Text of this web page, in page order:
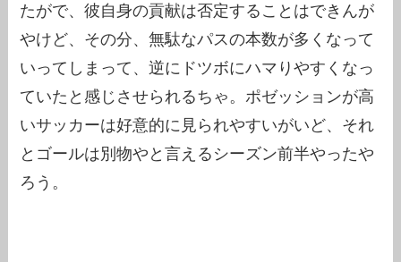
たがで、彼自身の貢献は否定することはできんが
やけど、その分、無駄なパスの本数が多くなって
いってしまって、逆にドツボにハマりやすくなっ
ていたと感じさせられるちゃ。ポゼッションが高
いサッカーは好意的に見られやすいがいど、それ
とゴールは別物やと言えるシーズン前半やったや
ろう。